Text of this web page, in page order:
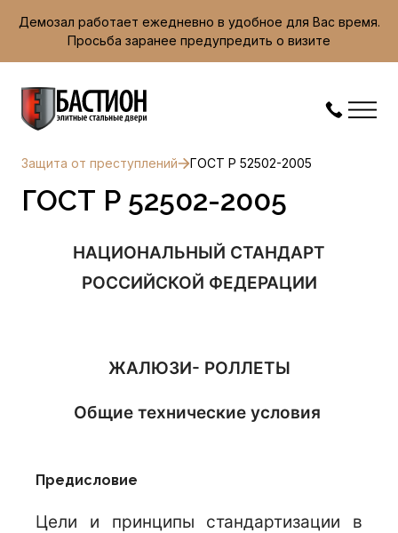
Демозал работает ежедневно в удобное для Вас время.
Просьба заранее предупредить о визите
Защита от преступлений ГОСТ Р 52502-2005
ГОСТ Р 52502-2005
НАЦИОНАЛЬНЫЙ СТАНДАРТ
РОССИЙСКОЙ ФЕДЕРАЦИИ
ЖАЛЮЗИ- РОЛЛЕТЫ
Общие технические условия
Предисловие
Цели и принципы стандартизации в